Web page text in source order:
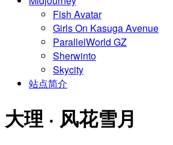
Fish Avatar
Girls On Kasuga Avenue
ParallelWorld GZ
Sherwinto
Skycity
站点简介
大理 · 风花雪月